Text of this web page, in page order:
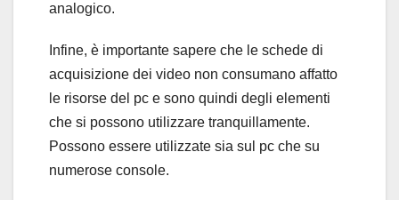
analogico.
Infine, è importante sapere che le schede di
acquisizione dei video non consumano affatto
le risorse del pc e sono quindi degli elementi
che si possono utilizzare tranquillamente.
Possono essere utilizzate sia sul pc che su
numerose console.